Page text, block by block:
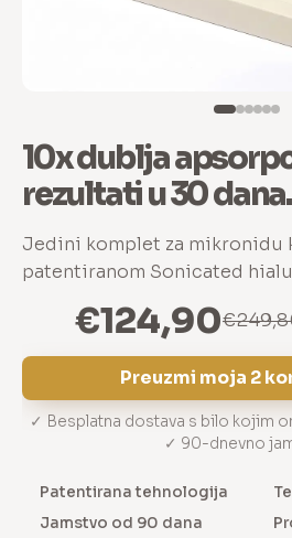
10x dublja
rezultati u 30 dana.
Jedini komplet za mikronidu
patentiranom Sonicated
€124,90
Preuzmi moja 2
✓ Besplatna dostava s bilo kojim
✓ 90-dnevno
Patentirana tehnologija
Jamstvo od 90 dana